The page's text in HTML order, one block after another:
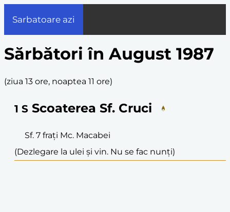
Sarbatoare azi
Sărbători în August 1987
(ziua 13 ore, noaptea 11 ore)
1 S Scoaterea Sf. Cruci
Sf. 7 frați Mc. Macabei
(Dezlegare la ulei și vin. Nu se fac nunți)